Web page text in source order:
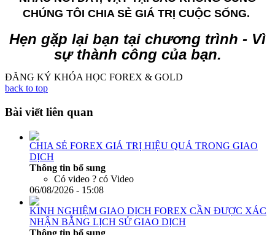
BẠN VÀ TÔI THẬT SỰ ĐÃ CÓ DUYÊN GẶP
CHÚNG TÔI CHIA SẺ GIÁ TRỊ CUỘC SỐNG.
Hẹn gặp lại bạn tại chương trình - Vì
sự thành công của bạn.
ĐĂNG KÝ KHÓA HỌC FOREX & GOLD
back to top
Bài viết liên quan
CHIA SẺ FOREX GIÁ TRỊ HIỆU QUẢ TRONG GIAO
DỊCH
Thông tin bổ sung
Có video ? có Video
06/08/2026 - 15:08